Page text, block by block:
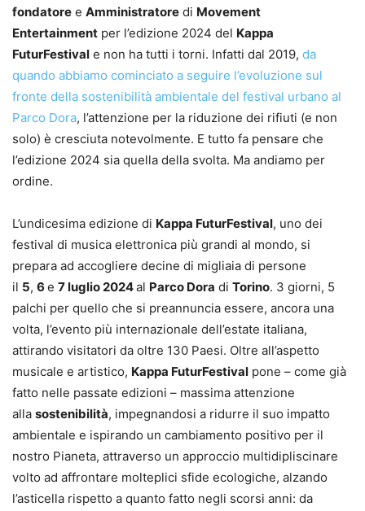
fondatore e Amministratore di Movement
Entertainment per l’edizione 2024 del Kappa
FuturFestival e non ha tutti i torni. Infatti dal 2019, da
quando abbiamo cominciato a seguire l’evoluzione sul
fronte della sostenibilità ambientale del festival urbano al
Parco Dora, l’attenzione per la riduzione dei rifiuti (e non
solo) è cresciuta notevolmente. E tutto fa pensare che
l’edizione 2024 sia quella della svolta. Ma andiamo per
ordine.
L’undicesima edizione di Kappa FuturFestival, uno dei
festival di musica elettronica più grandi al mondo, si
prepara ad accogliere decine di migliaia di persone
il 5, 6 e 7 luglio 2024al Parco Dora di Torino. 3 giorni, 5
palchi per quello che si preannuncia essere, ancora una
volta, l’evento più internazionale dell’estate italiana,
attirando visitatori da oltre 130 Paesi. Oltre all’aspetto
musicale e artistico, Kappa FuturFestival pone – come già
fatto nelle passate edizioni – massima attenzione
alla sostenibilità, impegnandosi a ridurre il suo impatto
ambientale e ispirando un cambiamento positivo per il
nostro Pianeta, attraverso un approccio multidipliscinare
volto ad affrontare molteplici sfide ecologiche, alzando
l’asticella rispetto a quanto fatto negli scorsi anni: da